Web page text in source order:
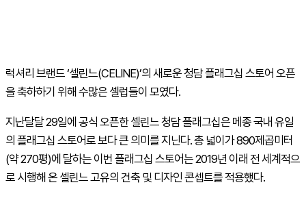
럭셔리 브랜드 ‘셀린느(CELINE)’의 새로운 청담 플래그십 스토어 오픈
을 축하하기 위해 수많은 셀럽들이 모였다.
지난달달 29일에 공식 오픈한 셀린느 청담 플래그십은 메종 국내 유일
의 플래그십 스토어로 보다 큰 의미를 지닌다. 총 넓이가 890제곱미터
(약 270평)에 달하는 이번 플래그십 스토어는 2019년 이래 전 세계적으
로 시행해 온 셀린느 고유의 건축 및 디자인 콘셉트를 적용했다.